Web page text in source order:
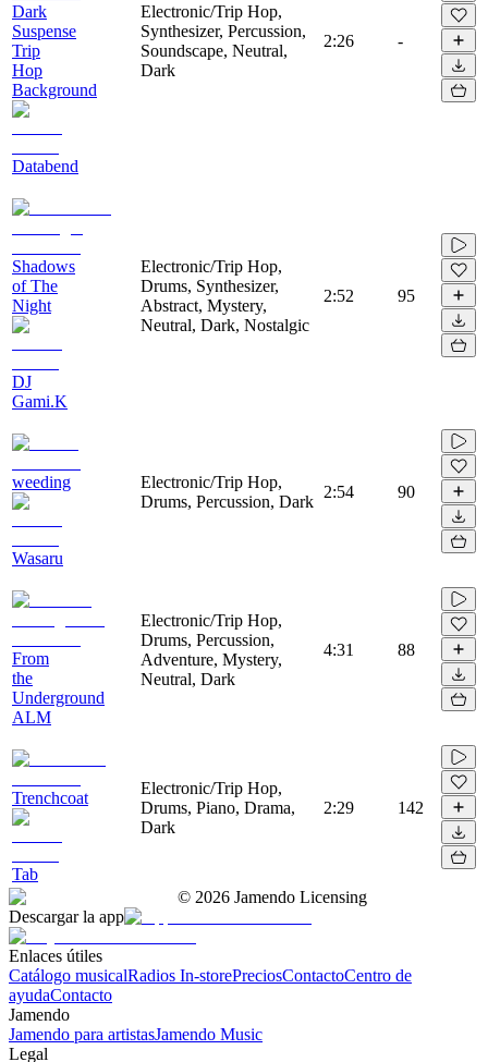
Dark
Suspense
Trip
Hop
Background
Databend
Electronic/Trip Hop,
Synthesizer, Percussion,
Soundscape, Neutral,
Dark
2:26 -
Shadows
of The
Night
DJ
Gami.K
Electronic/Trip Hop,
Drums, Synthesizer,
Abstract, Mystery,
Neutral, Dark, Nostalgic
2:52 95
weeding
Wasaru
Electronic/Trip Hop,
Drums, Percussion, Dark
2:54 90
From
the
Underground
ALM
Electronic/Trip Hop,
Drums, Percussion,
Adventure, Mystery,
Neutral, Dark
4:31 88
Trenchcoat
Tab
Electronic/Trip Hop,
Drums, Piano, Drama,
Dark
2:29 142
© 2026 Jamendo Licensing
Descargar la app
Enlaces útiles
Catálogo musicalRadios In-storePreciosContactoCentro de
ayudaContacto
Jamendo
Jamendo para artistasJamendo Music
Legal